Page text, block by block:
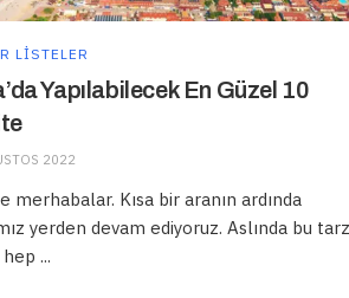
LISTELER
Yapılabilecek En Güzel 10
2022
merhabalar. Kısa bir aranın ardında
yerden devam ediyoruz. Aslında bu tarz
hep ...